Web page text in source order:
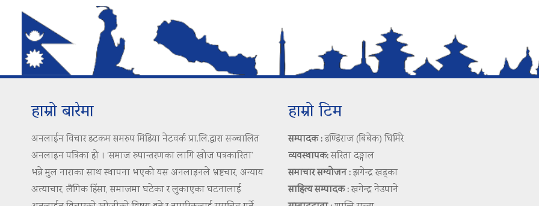
हाम्रो बारेमा
अनलाईन विचार डटकम समरुप मिडिया नेटवर्क प्रा.लि.द्वारा सञ्चालित
अनलाइन पत्रिका हो । ‘समाज रुपान्तरणका लागि खोज पत्रकारिता’
भन्ने मुल नाराका साथ स्थापना भएको यस अनलाइनले भ्रष्टचार, अन्याय
अत्याचार, लैंगिक हिंसा, समाजमा घटेका र लुकाएका घटनालाई
हाम्रो टिम
सम्पादक :डण्डिराज (बिबेक) घिमिरे
व्यवस्थापक:सरिता दङ्गाल
समाचार सम्योजन :झगेन्द्र खड्का
साहित्य सम्पादक :खगेन्द्र नेउपाने